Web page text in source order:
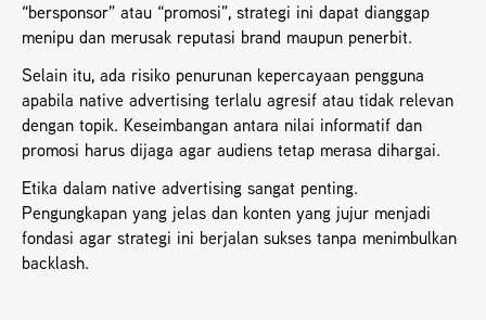
“bersponsor” atau “promosi”, strategi ini dapat dianggap
menipu dan merusak reputasi brand maupun penerbit.
Selain itu, ada risiko penurunan kepercayaan pengguna
apabila native advertising terlalu agresif atau tidak relevan
dengan topik. Keseimbangan antara nilai informatif dan
promosi harus dijaga agar audiens tetap merasa dihargai.
Etika dalam native advertising sangat penting.
Pengungkapan yang jelas dan konten yang jujur menjadi
fondasi agar strategi ini berjalan sukses tanpa menimbulkan
backlash.